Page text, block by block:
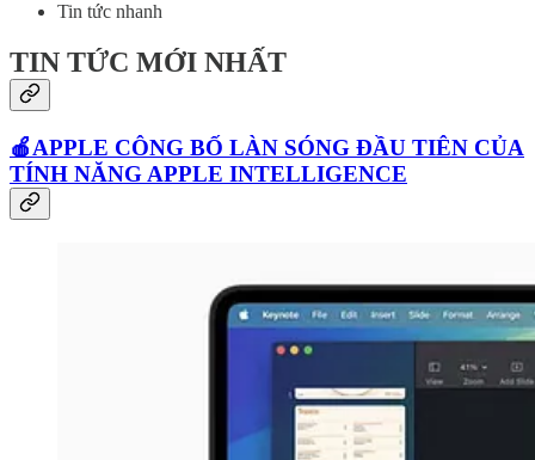
Tin tức nhanh
TIN TỨC MỚI NHẤT
🍎APPLE CÔNG BỐ LÀN SÓNG ĐẦU TIÊN CỦA
TÍNH NĂNG APPLE INTELLIGENCE